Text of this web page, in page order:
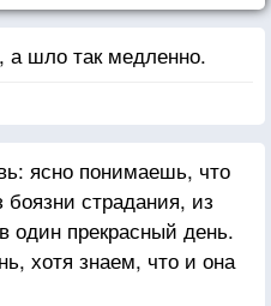
а шло так медленно.
ясно понимаешь, что
боязни страдания, из
один прекрасный день.
хотя знаем, что и она